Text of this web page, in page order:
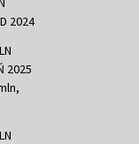
2024
2025